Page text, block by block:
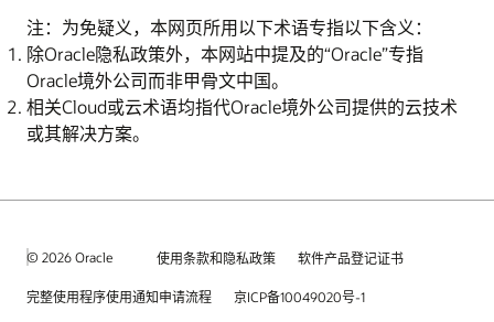
注：为免疑义，本网页所用以下术语专指以下含义：
除Oracle隐私政策外，本网站中提及的“Oracle”专指
Oracle境外公司而非甲骨文中国。
相关Cloud或云术语均指代Oracle境外公司提供的云技术
或其解决方案。
© 2026 Oracle 使用条款和隐私政策 软件产品登记证书
完整使用程序使用通知申请流程 京ICP备10049020号-1